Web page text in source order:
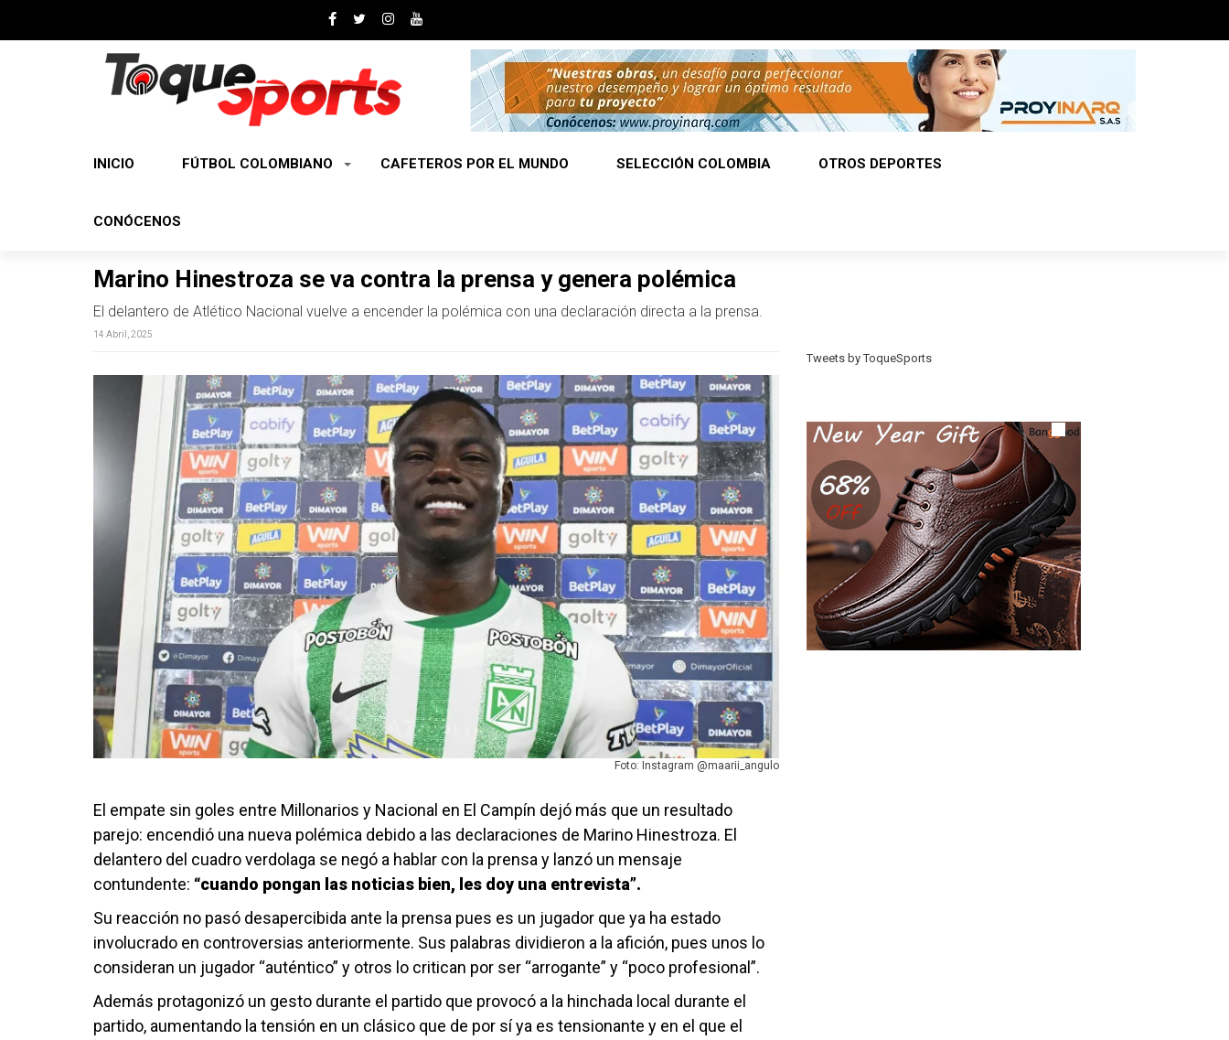
INICIO FÚTBOL COLOMBIANO CAFETEROS POR EL MUNDO SELECCIÓN COLOMBIA OTROS DEPORTES
CONÓCENOS
Marino Hinestroza se va contra la prensa y genera polémica
El delantero de Atlético Nacional vuelve a encender la polémica con una declaración directa a la prensa.
14 Abril, 2025
Foto: Instagram @maarii_angulo
El empate sin goles entre Millonarios y Nacional en El Campín dejó más que un resultado
parejo: encendió una nueva polémica debido a las declaraciones de Marino Hinestroza. El
delantero del cuadro verdolaga se negó a hablar con la prensa y lanzó un mensaje
contundente: “cuando pongan las noticias bien, les doy una entrevista”.
Su reacción no pasó desapercibida ante la prensa pues es un jugador que ya ha estado
involucrado en controversias anteriormente. Sus palabras dividieron a la afición, pues unos lo
consideran un jugador “auténtico” y otros lo critican por ser “arrogante” y “poco profesional”.
Además protagonizó un gesto durante el partido que provocó a la hinchada local durante el
partido, aumentando la tensión en un clásico que de por sí ya es tensionante y en el que el
Tweets by ToqueSports